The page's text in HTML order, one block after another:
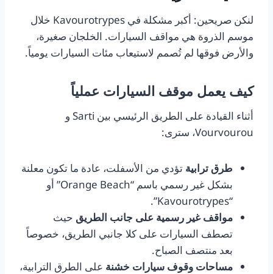
لنكن صريحين: أكبر مشكلة في Kavourotrypes خلال
موسم الذروة هي مواقف السيارات. الخلجان صغيرة،
والأرض فوقها لم تُصمم لاستيعاب مئات السيارات يومياً.
كيف يعمل موقف السيارات عملياً
أثناء القيادة على الطريق الرئيسي بين Sarti و
Vourvourou، سترى:
طرق ترابية تؤدي من الأسفلت، عادة ما تكون معلنة
بشكل غير رسمي باسم “Orange Beach” أو
“Kavourotrypes”.
مواقف غير رسمية على جانب الطريق حيث
تصطف السيارات على كلا جانبي الطريق، خصوصاً
بعد منتصف الصباح.
مساحات وقوف سيارات خشنة على الطرق الترابية،